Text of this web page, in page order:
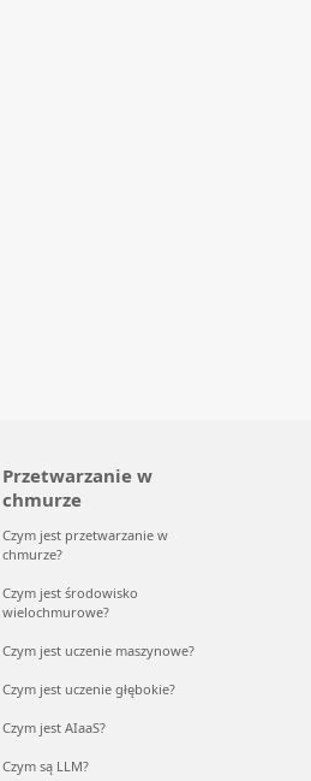
Przetwarzanie w
chmurze
Czym jest przetwarzanie w
chmurze?
Czym jest środowisko
wielochmurowe?
Czym jest uczenie maszynowe?
Czym jest uczenie głębokie?
Czym jest AIaaS?
Czym są LLM?